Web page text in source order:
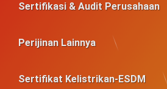
Sertifikasi & Audit Perusahaan
Perijinan Lainnya
Sertifikat Kelistrikan-ESDM